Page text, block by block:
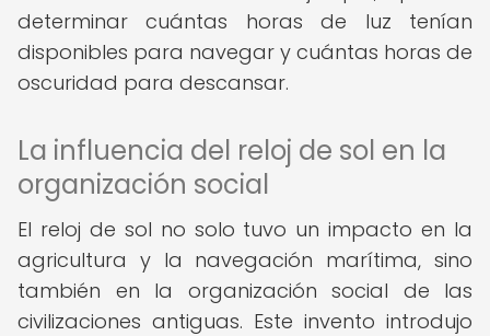
determinar cuántas horas de luz tenían
disponibles para navegar y cuántas horas de
oscuridad para descansar.
La influencia del reloj de sol en la
organización social
El reloj de sol no solo tuvo un impacto en la
agricultura y la navegación marítima, sino
también en la organización social de las
civilizaciones antiguas. Este invento introdujo